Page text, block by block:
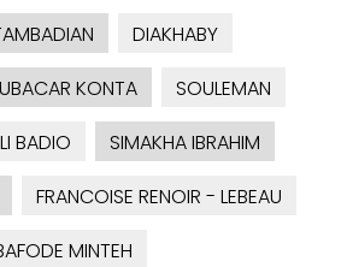
DIAKHABY
KONTA
SOULEMAN
BADIO
SIMAKHA IBRAHIM
FRANCOISE RENOIR - LEBEAU
MINTEH